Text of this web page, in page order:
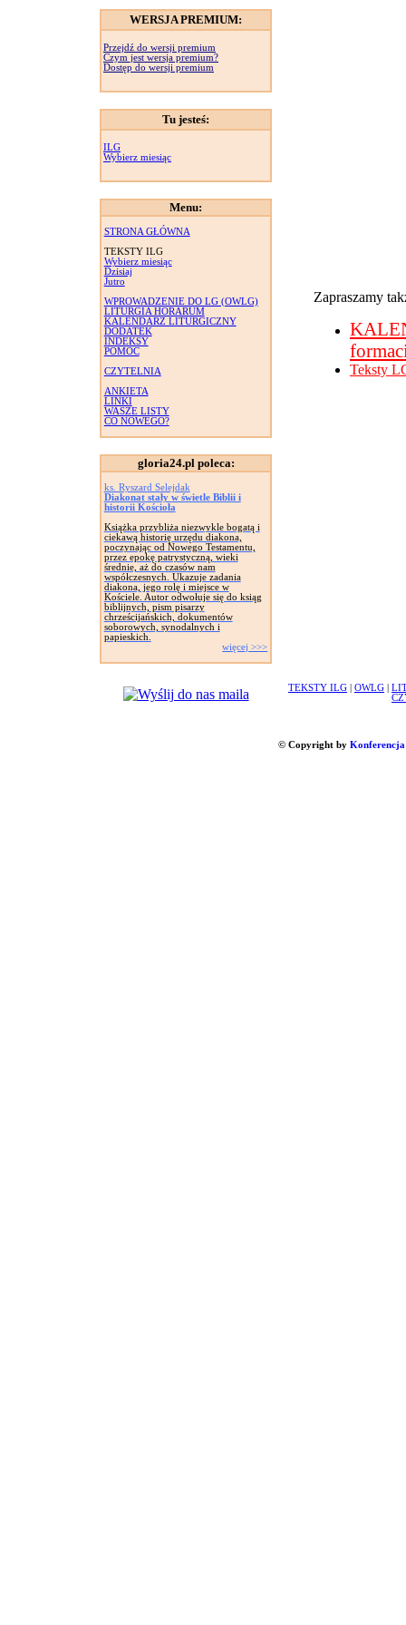
WERSJA PREMIUM:
Przejdź do wersji premium
Czym jest wersja premium?
Dostęp do wersji premium
Tu jesteś:
ILG
Wybierz miesiąc
Menu:
STRONA GŁÓWNA
TEKSTY ILG
Wybierz miesiąc
Dzisiaj
Jutro
WPROWADZENIE DO LG (OWLG)
LITURGIA HORARUM
KALENDARZ LITURGICZNY
DODATEK
INDEKSY
POMOC
CZYTELNIA
ANKIETA
LINKI
WASZE LISTY
CO NOWEGO?
gloria24.pl poleca:
ks. Ryszard Selejdak
Diakonat stały w świetle Biblii i
historii Kościoła
Książka przybliża niezwykle bogatą i
ciekawą historię urzędu diakona,
poczynając od Nowego Testamentu,
przez epokę patrystyczną, wieki
średnie, aż do czasów nam
współczesnych. Ukazuje zadania
diakona, jego rolę i miejsce w
Kościele. Autor odwołuje się do ksiąg
biblijnych, pism pisarzy
chrześcijańskich, dokumentów
soborowych, synodalnych i
papieskich.
więcej >>>
Zapraszamy
Teksty
TEKSTY ILG OWLG
© Copyright by Konferencja